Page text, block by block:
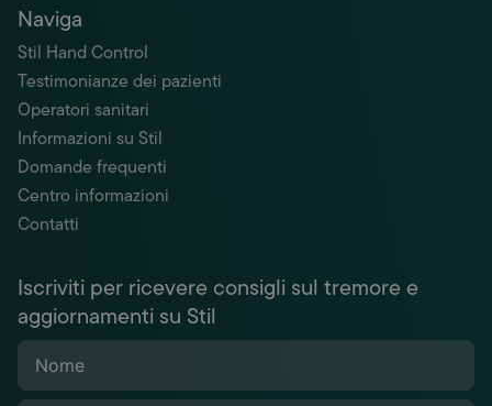
Naviga
Stil Hand Control
Testimonianze dei pazienti
Operatori sanitari
Informazioni su Stil
Domande frequenti
Centro informazioni
Contatti
Iscriviti per ricevere consigli sul tremore e
aggiornamenti su Stil
Nome